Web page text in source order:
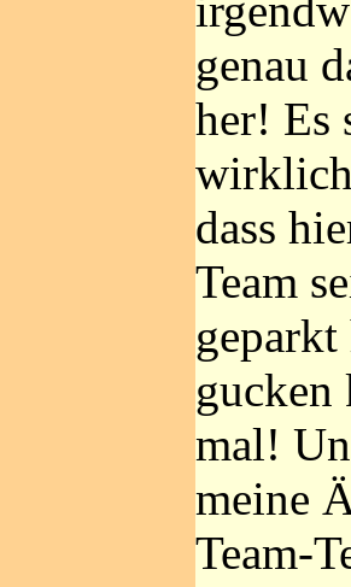
genau
her! Es
wirklich
dass
Team
geparkt
gucken
mal!
meine
Team-